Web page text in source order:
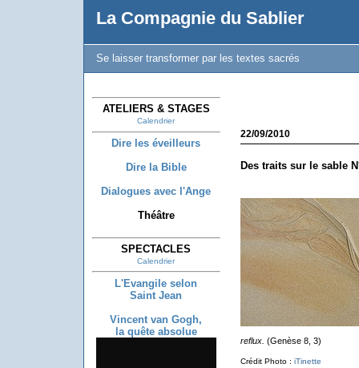
La Compagnie du Sablier
Se laisser transformer par les textes sacrés
ATELIERS & STAGES
Calendrier
Dire les éveilleurs
Dire la Bible
Dialogues avec l'Ange
Théâtre
SPECTACLES
Calendrier
L'Evangile selon
Saint Jean
Vincent van Gogh,
la quête absolue
22/09/2010
Des traits sur le sable
reflux. (Genèse 8, 3)
Crédit Photo : iTinette